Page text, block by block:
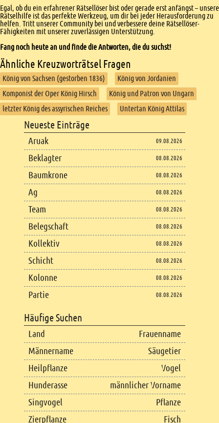
Egal, ob du ein erfahrener Rätsellöser bist oder gerade erst anfängst – unsere
Rätselhilfe ist das perfekte Werkzeug, um dir bei jeder Herausforderung zu
helfen. Tritt unserer Community bei und verbessere deine Rätsellöser-
Fähigkeiten mit unserer zuverlässigen Unterstützung.
Fang noch heute an und finde die Antworten, die du suchst!
Ähnliche Kreuzworträtsel Fragen
König von Sachsen (gestorben 1836)
König von Jordanien
Komponist der Oper König Hirsch
König und Patron von Ungarn
letzter König des assyrischen Reiches
Untertan König Attilas
Footer content
Neueste Einträge
Aruak 09.08.2026
Beklagter 08.08.2026
Baumkrone 08.08.2026
Ag 08.08.2026
Team 08.08.2026
Belegschaft 08.08.2026
Kollektiv 08.08.2026
Schicht 08.08.2026
Kolonne 08.08.2026
Partie 08.08.2026
Häufige Suchen
Land
Frauenname
Männername
Säugetier
Heilpflanze
Vogel
Hunderasse
männlicher Vorname
Singvogel
Pflanze
Zierpflanze
Fisch